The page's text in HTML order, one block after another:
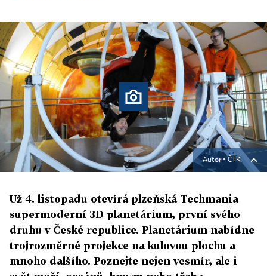
Autor ▪ ČTK
Už 4. listopadu otevírá plzeňská Techmania
supermoderní 3D planetárium, první svého
druhu v České republice. Planetárium nabídne
trojrozměrné projekce na kulovou plochu a
mnoho dalšího. Poznejte nejen vesmír, ale i